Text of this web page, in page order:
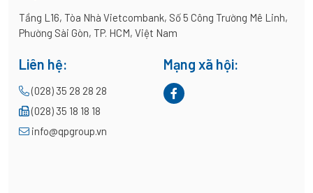
Tầng L16, Tòa Nhà Vietcombank, Số 5 Công Trường Mê Linh,
Phường Sài Gòn, TP. HCM, Việt Nam
Liên hệ:
(028) 35 28 28 28
(028) 35 18 18 18
info@qpgroup.vn
Mạng xã hội: